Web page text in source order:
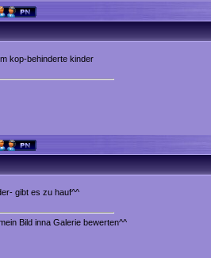
kop-behinderte kinder
gibt es zu hauf^^
Bild inna Galerie bewerten^^